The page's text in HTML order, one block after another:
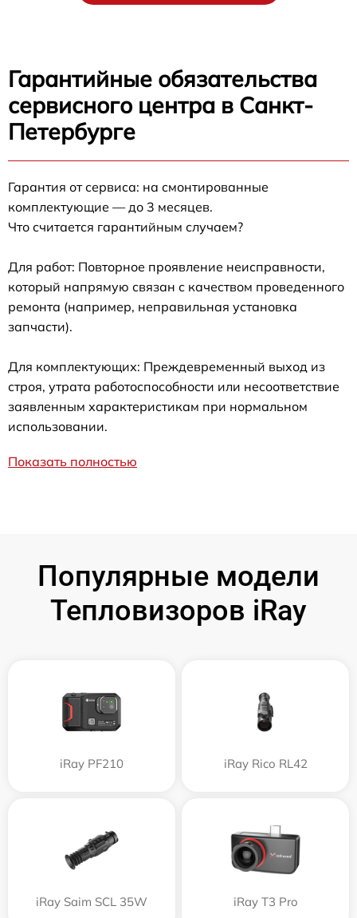
Гарантийные обязательства
сервисного центра в Санкт-
Петербурге
Гарантия от сервиса: на смонтированные
комплектующие — до 3 месяцев.
Что считается гарантийным случаем?
Для работ: Повторное проявление неисправности,
который напрямую связан с качеством проведенного
ремонта (например, неправильная установка
запчасти).
Для комплектующих: Преждевременный выход из
строя, утрата работоспособности или несоответствие
заявленным характеристикам при нормальном
использовании.
Показать полностью
Популярные модели
Тепловизоров iRay
iRay PF210 iRay Rico RL42
iRay Saim SCL 35W iRay T3 Pro